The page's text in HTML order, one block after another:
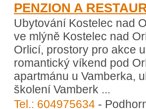
PENZION A
Ubytování Kostelec nad
ve mlýně Kostelec nad
Orlicí, prostory pro akce
romantický víkend pod
apartmánu u Vamberka,
školení Vamberk ...
Tel.: 604975634 -